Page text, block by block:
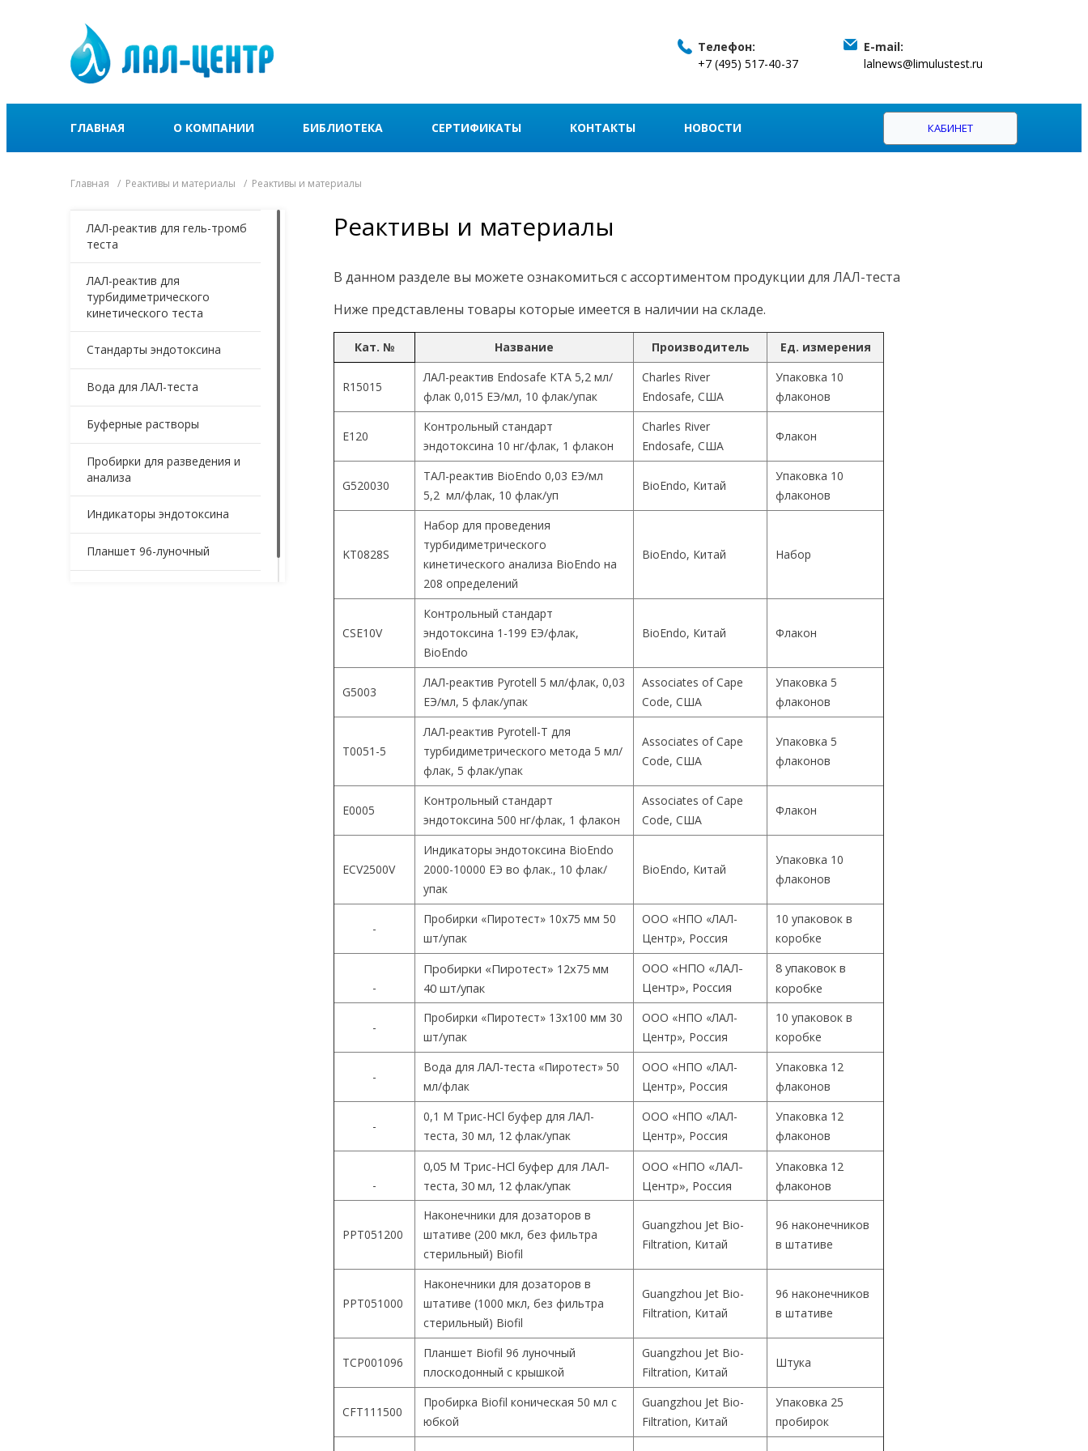
Телефон:
+7 (495) 517-40-37
E-mail:
lalnews@limulustest.ru
ГЛАВНАЯ О КОМПАНИИ БИБЛИОТЕКА СЕРТИФИКАТЫ КОНТАКТЫ НОВОСТИ КАБИНЕТ
Главная Реактивы и материалы Реактивы и материалы
ЛАЛ-реактив для гель-тромб
теста
ЛАЛ-реактив для
турбидиметрического
кинетического теста
Стандарты эндотоксина
Вода для ЛАЛ-теста
Буферные растворы
Пробирки для разведения и
анализа
Индикаторы эндотоксина
Планшет 96-луночный
Реактивы и материалы
В данном разделе вы можете ознакомиться с ассортиментом продукции для ЛАЛ-теста
Ниже представлены товары которые имеется в наличии на складе.
Кат. № Название Производитель Ед. измерения
R15015
ЛАЛ-реактив Endosafe КТА 5,2 мл/
флак 0,015 ЕЭ/мл, 10 флак/упак
Charles River
Endosafe, США
Упаковка 10
флаконов
Е120
Контрольный стандарт
эндотоксина 10 нг/флак, 1 флакон
Charles River
Endosafe, США
Флакон
G520030
ТАЛ-реактив BioEndo 0,03 ЕЭ/мл
5,2 мл/флак, 10 флак/уп
BioEndo, Китай
Упаковка 10
флаконов
KT0828S
Набор для проведения
турбидиметрического
кинетического анализа BioEndo на
208 определений
BioEndo, Китай Набор
CSE10V
Контрольный стандарт
эндотоксина 1-199 ЕЭ/флак,
BioEndo
BioEndo, Китай Флакон
G5003
ЛАЛ-реактив Pyrotell 5 мл/флак, 0,03
ЕЭ/мл, 5 флак/упак
Associates of Cape
Code, США
Упаковка 5
флаконов
T0051-5
ЛАЛ-реактив Pyrotell-T для
турбидиметрического метода 5 мл/
флак, 5 флак/упак
Associates of Cape
Code, США
Упаковка 5
флаконов
E0005
Контрольный стандарт
эндотоксина 500 нг/флак, 1 флакон
Associates of Cape
Code, США
Флакон
ECV2500V
Индикаторы эндотоксина BioEndo
2000-10000 ЕЭ во флак., 10 флак/
упак
BioEndo, Китай
Упаковка 10
флаконов
-
Пробирки «Пиротест» 10х75 мм 50
шт/упак
ООО «НПО «ЛАЛ-
Центр», Россия
10 упаковок в
коробке
-
Пробирки «Пиротест» 12х75 мм
40 шт/упак
ООО «НПО «ЛАЛ-
Центр», Россия
8 упаковок в
коробке
-
Пробирки «Пиротест» 13х100 мм 30
шт/упак
ООО «НПО «ЛАЛ-
Центр», Россия
10 упаковок в
коробке
-
Вода для ЛАЛ-теста «Пиротест» 50
мл/флак
ООО «НПО «ЛАЛ-
Центр», Россия
Упаковка 12
флаконов
-
0,1 М Трис-HCl буфер для ЛАЛ-
теста, 30 мл, 12 флак/упак
ООО «НПО «ЛАЛ-
Центр», Россия
Упаковка 12
флаконов
-
0,05 М Трис-HCl буфер для ЛАЛ-
теста, 30 мл, 12 флак/упак
ООО «НПО «ЛАЛ-
Центр», Россия
Упаковка 12
флаконов
PPT051200
Наконечники для дозаторов в
штативе (200 мкл, без фильтра
стерильный) Biofil
Guangzhou Jet Bio-
Filtration, Китай
96 наконечников
в штативе
PPT051000
Наконечники для дозаторов в
штативе (1000 мкл, без фильтра
стерильный) Biofil
Guangzhou Jet Bio-
Filtration, Китай
96 наконечников
в штативе
TCP001096
Планшет Biofil 96 луночный
плоскодонный с крышкой
Guangzhou Jet Bio-
Filtration, Китай
Штука
CFT111500
Пробирка Biofil коническая 50 мл с
юбкой
Guangzhou Jet Bio-
Filtration, Китай
Упаковка 25
пробирок